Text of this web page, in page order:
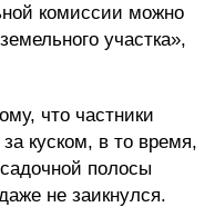
комиссии можно
участка»,
что частники
куском, в то время,
полосы
не заикнулся.